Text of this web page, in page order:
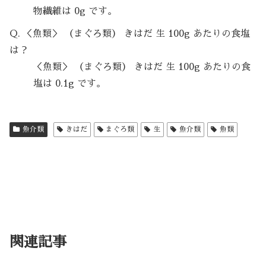
物繊維は 0g です。
Q. ＜魚類＞ （まぐろ類） きはだ 生 100g あたりの食塩
は？
＜魚類＞ （まぐろ類） きはだ 生 100g あたりの食
塩は 0.1g です。
魚介類 きはだ まぐろ類 生 魚介類 魚類
関連記事